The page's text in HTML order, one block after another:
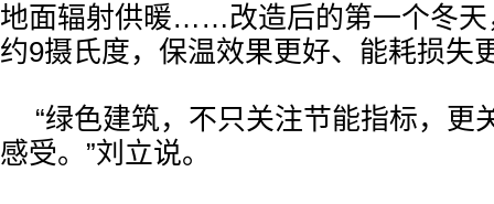
地面辐射供暖……改造后的第一个冬天
约9摄氏度，保温效果更好、能耗损失
“绿色建筑，不只关注节能指标，更
感受。”刘立说。